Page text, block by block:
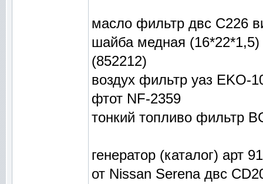
масло фильтр двс C226
шайба медная
(852212)
воздух фильтр уаз EKO-
фтот NF-2359
тонкий топливо фильтр
генератор (каталог) арт
от Nissan Serena двс